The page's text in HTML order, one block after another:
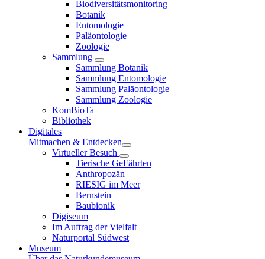
Biodiversitätsmonitoring
Botanik
Entomologie
Paläontologie
Zoologie
Sammlung
Sammlung Botanik
Sammlung Entomologie
Sammlung Paläontologie
Sammlung Zoologie
KomBioTa
Bibliothek
Digitales
Mitmachen & Entdecken
Virtueller Besuch
Tierische GeFährten
Anthropozän
RIESIG im Meer
Bernstein
Baubionik
Digiseum
Im Auftrag der Vielfalt
Naturportal Südwest
Museum